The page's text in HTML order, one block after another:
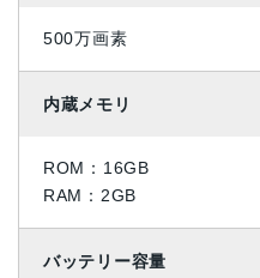
500万画素
内蔵メモリ
ROM：16GB
RAM：2GB
バッテリー容量